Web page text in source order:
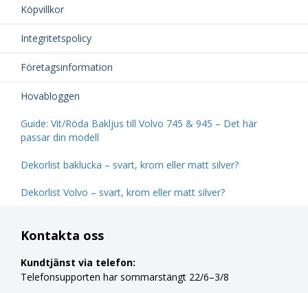
Köpvillkor
Integritetspolicy
Företagsinformation
Hovabloggen
Guide: Vit/Röda Bakljus till Volvo 745 & 945 – Det här
passar din modell
Dekorlist baklucka – svart, krom eller matt silver?
Dekorlist Volvo – svart, krom eller matt silver?
Kontakta oss
Kundtjänst via telefon:
Telefonsupporten har sommarstängt 22/6–3/8